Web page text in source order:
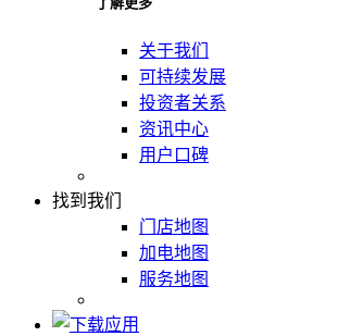
关于我们
可持续发展
投资者关系
资讯中心
用户口碑
找到我们
门店地图
加电地图
服务地图